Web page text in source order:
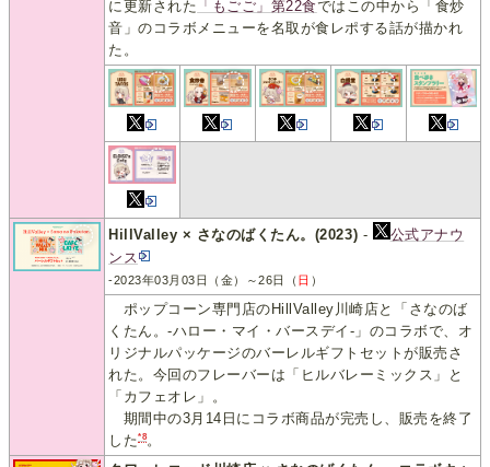
に更新された 「もごご」第22食ではこの中から「食炒
音」のコラボメニューを名取が食レポする話が描かれ
た。
HillValley × さなのばくたん。(2023) -
公式アナウ
ンス
-2023年03月03日（金）～26日（ 日 ）
ポップコーン専門店のHillValley川崎店と「さなのば
くたん。-ハロー・マイ・バースデイ-」のコラボで、オ
リジナルパッケージのバーレルギフトセットが販売さ
れた。今回のフレーバーは「ヒルバレーミックス」と
「カフェオレ」。
期間中の3月14日にコラボ商品が完売し、販売を終了
した*8。